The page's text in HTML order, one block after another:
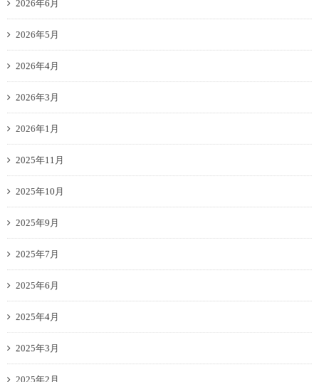
2026年6月
2026年5月
2026年4月
2026年3月
2026年1月
2025年11月
2025年10月
2025年9月
2025年7月
2025年6月
2025年4月
2025年3月
2025年2月